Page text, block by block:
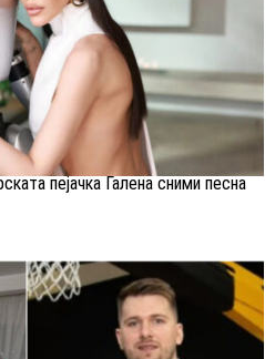
пејачка Галена сними песна